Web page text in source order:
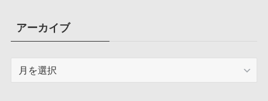
アーカイブ